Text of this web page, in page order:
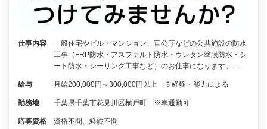
仕事内容
一般住宅やビル・マンション、官公庁などの公共施設の防水
工事（FRP防水・アスファルト防水・ウレタン塗膜防水・シ
ート防水・シーリング工事など）のお仕事になります。…
給与 月給200,000円～300,000円以上 ※経験・能力による
勤務地 千葉県千葉市花見川区横戸町 ※車通勤可
応募資格 資格不問、経験不問